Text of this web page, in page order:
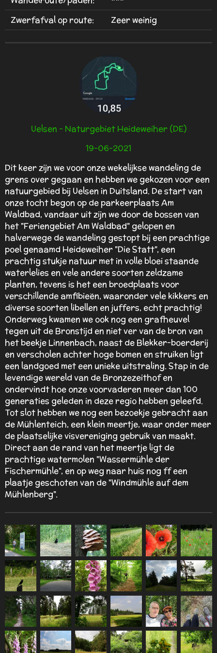
3
5
s
Zwerfafval op route:
Zeer weinig
Uelsen - Naturgebiet Heideweiher (DE)
19-06-2021
Dit keer zijn we voor onze wekelijkse wandeling de
grens over gegaan en hebben we gekozen voor een
natuurgebied bij Uelsen in Duitsland. De start van
onze tocht begon op de parkeerplaats Am
Waldbad, vandaar uit zijn we door de bossen van
het "Feriengebiet Am Waldbad" gelopen en
halverwege de wandeling gestopt bij een prachtige
poel genaamd Heideweiher "Die Statt", een
prachtig stukje natuur met in volle bloei staande
waterlelies en vele andere soorten zeldzame
planten, tevens is het een broedplaats voor
verschillende amfibieën, waaronder vele kikkers en
diverse soorten libellen en juffers, echt prachtig!
Onderweg kwamen we ook nog een grafheuvel
tegen uit de Bronstijd en niet ver van de bron van
het beekje Linnenbach, naast de Blekker-boerderij
en verscholen achter hoge bomen en struiken ligt
een landgoed met een unieke uitstraling. Stap in de
levendige wereld van de Bronzezeithof en
ondervindt hoe onze voorvaderen meer dan 100
generaties geleden in deze regio hebben geleefd.
Tot slot hebben we nog een bezoekje gebracht aan
de Mühlenteich, een klein meertje, waar onder meer
de plaatselijke visvereniging gebruik van maakt.
Direct aan de rand van het meertje ligt de
prachtige watermolen "Wassermühle der
Fischermühle", en op weg naar huis nog ff een
plaatje geschoten van de "Windmühle auf dem
Mühlenberg".